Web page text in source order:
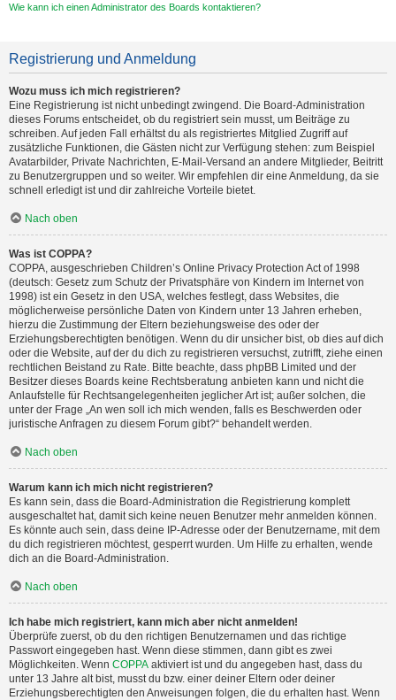
Wie kann ich einen Administrator des Boards kontaktieren?
Registrierung und Anmeldung
Wozu muss ich mich registrieren?
Eine Registrierung ist nicht unbedingt zwingend. Die Board-Administration
dieses Forums entscheidet, ob du registriert sein musst, um Beiträge zu
schreiben. Auf jeden Fall erhältst du als registriertes Mitglied Zugriff auf
zusätzliche Funktionen, die Gästen nicht zur Verfügung stehen: zum Beispiel
Avatarbilder, Private Nachrichten, E-Mail-Versand an andere Mitglieder, Beitritt
zu Benutzergruppen und so weiter. Wir empfehlen dir eine Anmeldung, da sie
schnell erledigt ist und dir zahlreiche Vorteile bietet.
Nach oben
Was ist COPPA?
COPPA, ausgeschrieben Children’s Online Privacy Protection Act of 1998
(deutsch: Gesetz zum Schutz der Privatsphäre von Kindern im Internet von
1998) ist ein Gesetz in den USA, welches festlegt, dass Websites, die
möglicherweise persönliche Daten von Kindern unter 13 Jahren erheben,
hierzu die Zustimmung der Eltern beziehungsweise des oder der
Erziehungsberechtigten benötigen. Wenn du dir unsicher bist, ob dies auf dich
oder die Website, auf der du dich zu registrieren versuchst, zutrifft, ziehe einen
rechtlichen Beistand zu Rate. Bitte beachte, dass phpBB Limited und der
Besitzer dieses Boards keine Rechtsberatung anbieten kann und nicht die
Anlaufstelle für Rechtsangelegenheiten jeglicher Art ist; außer solchen, die
unter der Frage „An wen soll ich mich wenden, falls es Beschwerden oder
juristische Anfragen zu diesem Forum gibt?“ behandelt werden.
Nach oben
Warum kann ich mich nicht registrieren?
Es kann sein, dass die Board-Administration die Registrierung komplett
ausgeschaltet hat, damit sich keine neuen Benutzer mehr anmelden können.
Es könnte auch sein, dass deine IP-Adresse oder der Benutzername, mit dem
du dich registrieren möchtest, gesperrt wurden. Um Hilfe zu erhalten, wende
dich an die Board-Administration.
Nach oben
Ich habe mich registriert, kann mich aber nicht anmelden!
Überprüfe zuerst, ob du den richtigen Benutzernamen und das richtige
Passwort eingegeben hast. Wenn diese stimmen, dann gibt es zwei
Möglichkeiten. Wenn COPPA aktiviert ist und du angegeben hast, dass du
unter 13 Jahre alt bist, musst du bzw. einer deiner Eltern oder deiner
Erziehungsberechtigten den Anweisungen folgen, die du erhalten hast. Wenn